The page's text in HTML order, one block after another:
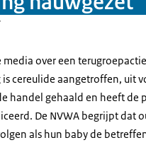
over een
cereulide aangetroffen, uit
handel gehaald en heeft de
De NVWA begrijpt dat
als hun baby de